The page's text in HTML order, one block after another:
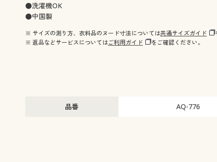
●洗濯機OK
●中国製
※ サイズの測り方、衣料品のヌード寸法については共通サイズガイド
※ 返品などサービスについてはご利用ガイド をご確認ください。
品番 AQ-776